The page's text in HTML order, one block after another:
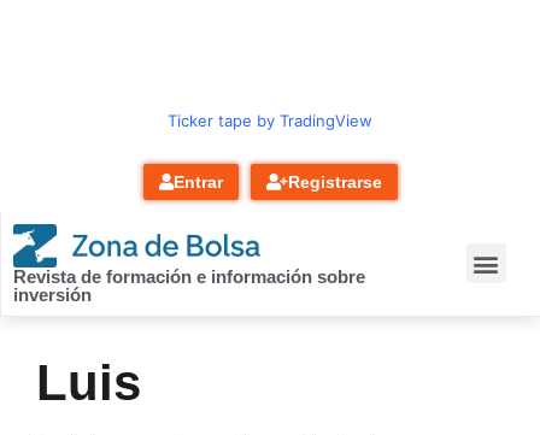
Ticker tape by TradingView
Entrar Registrarse
Revista de formación e información sobre
inversión
Luis